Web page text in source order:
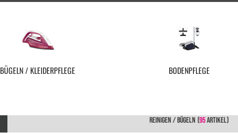
BÜGELN / KLEIDERPFLEGE BODENPFLEGE
REINIGEN / BÜGELN (95ARTIKEL)